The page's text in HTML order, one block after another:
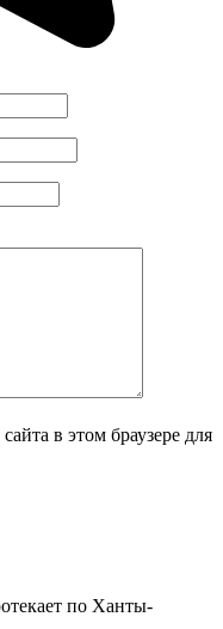
в этом браузере для
по Ханты-